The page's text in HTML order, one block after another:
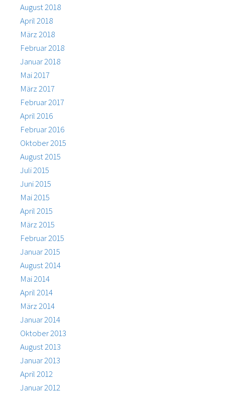
August 2018
April 2018
März 2018
Februar 2018
Januar 2018
Mai 2017
März 2017
Februar 2017
April 2016
Februar 2016
Oktober 2015
August 2015
Juli 2015
Juni 2015
Mai 2015
April 2015
März 2015
Februar 2015
Januar 2015
August 2014
Mai 2014
April 2014
März 2014
Januar 2014
Oktober 2013
August 2013
Januar 2013
April 2012
Januar 2012